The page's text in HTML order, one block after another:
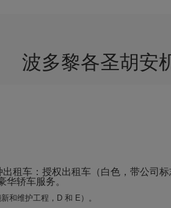
波多黎各圣胡安
租车：授权出租车（白色，带公司
轿车服务。
和维护工程，D 和 E）。